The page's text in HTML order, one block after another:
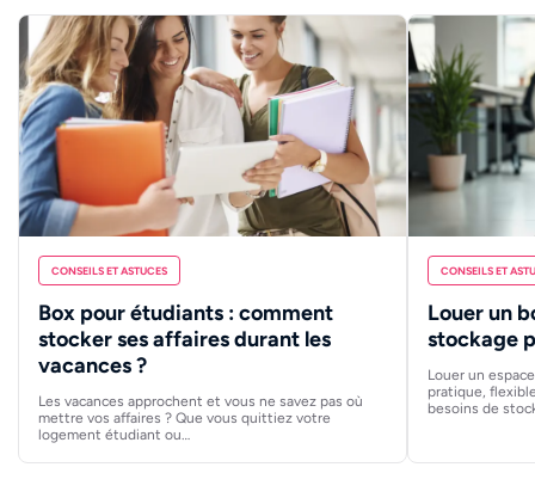
CONSEILS ET ASTUCES
Box pour étudiants : comment
stocker ses affaires durant les
vacances ?
Les vacances approchent et vous ne savez pas où
mettre vos affaires ? Que vous quittiez votre
logement étudiant ou…
CONSEILS ET
Louer un
stockage
Louer un
pratique,
besoins de